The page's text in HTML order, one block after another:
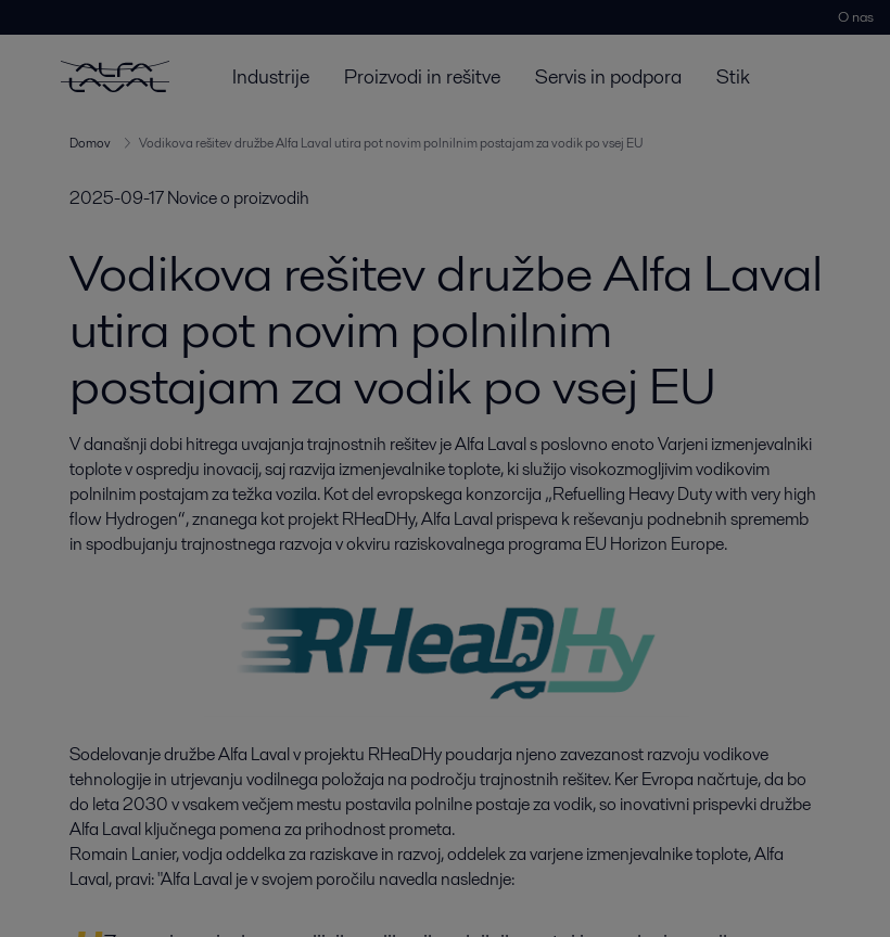
O nas
Industrije Proizvodi in rešitve Servis in podpora Stik
Domov Vodikova rešitev družbe Alfa Laval utira pot novim polnilnim postajam za vodik po vsej EU
2025-09-17Novice o proizvodih
Vodikova rešitev družbe Alfa Laval
utira pot novim polnilnim
postajam za vodik po vsej EU
V današnji dobi hitrega uvajanja trajnostnih rešitev je Alfa Laval s poslovno enoto Varjeni izmenjevalniki
toplote v ospredju inovacij, saj razvija izmenjevalnike toplote, ki služijo visokozmogljivim vodikovim
polnilnim postajam za težka vozila. Kot del evropskega konzorcija „Refuelling Heavy Duty with very high
flow Hydrogen“, znanega kot projekt RHeaDHy, Alfa Laval prispeva k reševanju podnebnih sprememb
in spodbujanju trajnostnega razvoja v okviru raziskovalnega programa EU Horizon Europe.
Sodelovanje družbe Alfa Laval v projektu RHeaDHy poudarja njeno zavezanost razvoju vodikove
tehnologije in utrjevanju vodilnega položaja na področju trajnostnih rešitev. Ker Evropa načrtuje, da bo
do leta 2030 v vsakem večjem mestu postavila polnilne postaje za vodik, so inovativni prispevki družbe
Alfa Laval ključnega pomena za prihodnost prometa.
Romain Lanier, vodja oddelka za raziskave in razvoj, oddelek za varjene izmenjevalnike toplote, Alfa
Laval, pravi: "Alfa Laval je v svojem poročilu navedla naslednje: